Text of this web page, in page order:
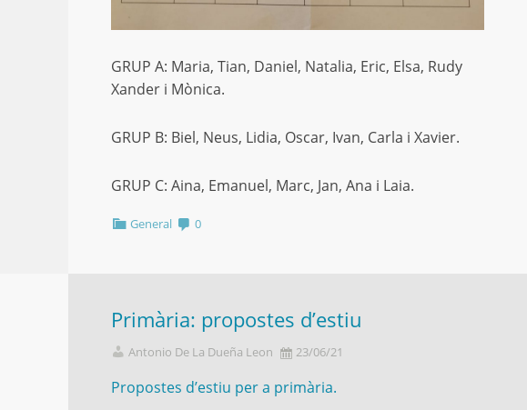
GRUP A: Maria, Tian, Daniel, Natalia, Eric, Elsa, Rudy
Xander i Mònica.
GRUP B: Biel, Neus, Lidia, Oscar, Ivan, Carla i Xavier.
GRUP C: Aina, Emanuel, Marc, Jan, Ana i Laia.
General 0
Primària: propostes d’estiu
Antonio De La Dueña Leon 23/06/21
Propostes d’estiu per a primària.